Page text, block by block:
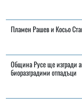
Пламен Рашев и Косьо
Община Русе ще изгради
биоразградими отпадъци